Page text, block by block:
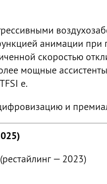
анимации при
скоростью
мощные
e.
и
— 2023)